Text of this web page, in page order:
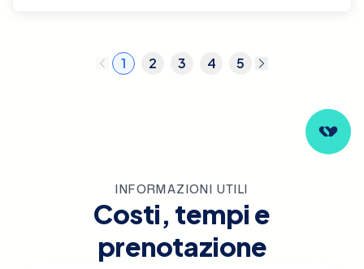
1 2 3 4 5
INFORMAZIONI UTILI
Costi, tempi e
prenotazione